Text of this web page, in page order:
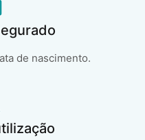
de nascimento.